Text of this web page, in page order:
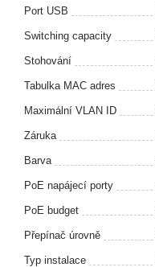
Port USB
Switching capacity
Stohování
Tabulka MAC adres
Maximální VLAN ID
Záruka
Barva
PoE napájecí porty
PoE budget
Přepínač úrovně
Typ instalace